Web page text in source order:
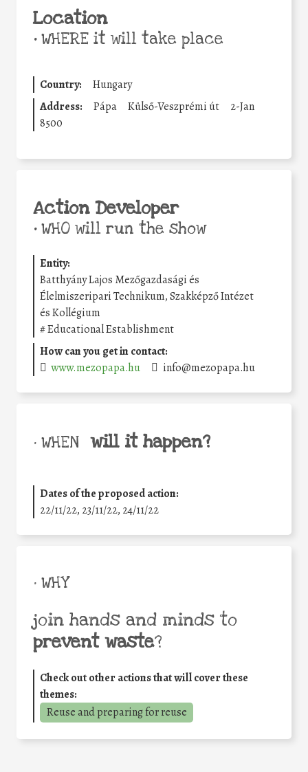
Location
•WHERE it will take place
Country:
Hungary
Address:
Pápa Külső-Veszprémi út
2-Jan
8500
Action Developer
•WHO will run the show
Entity:
Batthyány Lajos Mezőgazdasági és
Élelmiszeripari Technikum, Szakképző Intézet
és Kollégium
#Educational Establishment
How can you get in contact:
www.mezopapa.hu
info@mezopapa.hu
• WHEN will it happen?
Dates of the proposed action:
22/11/22, 23/11/22, 24/11/22
• WHY
join hands and minds to
prevent waste?
Check out other actions that will cover these
themes:
Reuse and preparing for reuse